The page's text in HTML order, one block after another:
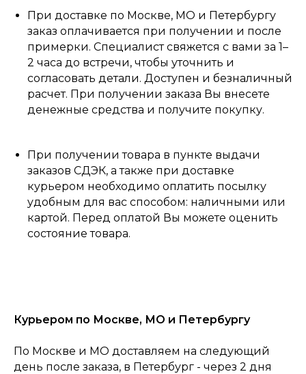
При доставке по Москве, МО и Петербургу
заказ оплачивается при получении и после
примерки. Специалист свяжется с вами за 1–
2 часа до встречи, чтобы уточнить и
согласовать детали. Доступен и безналичный
расчет. При получении заказа Вы внесете
денежные средства и получите покупку.
При получении товара в пункте выдачи
заказов СДЭК, а также при доставке
курьером необходимо оплатить посылку
удобным для вас способом: наличными или
картой. Перед оплатой Вы можете оценить
состояние товара.
Курьером по Москве, МО и Петербургу
По Москве и МО доставляем на следующий
день после заказа, в Петербург - через 2 дня